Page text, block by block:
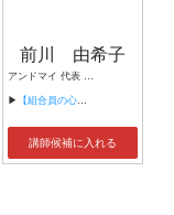
前川 由希子
アンドマイ 代表 組織活性化コンサルタント
▶ 【組合員の心をぐっと掴むコミュニケーション術～組合員が「あなたが言うなら」と動き出す３ステップ～】
講師候補に入れる